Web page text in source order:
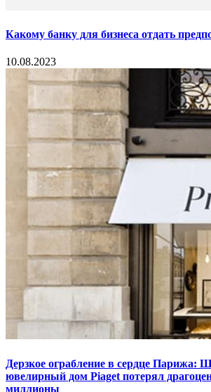
Какому банку для бизнеса отдать
10.08.2023
Дерзкое ограбление в сердце Парижа:
ювелирный дом Piaget потерял
миллионы